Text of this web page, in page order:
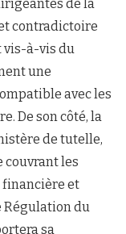
de la
contradictoire
vis-à-vis du
une
avec les
De son côté, la
de tutelle,
couvrant les
financière et
Régulation du
sa